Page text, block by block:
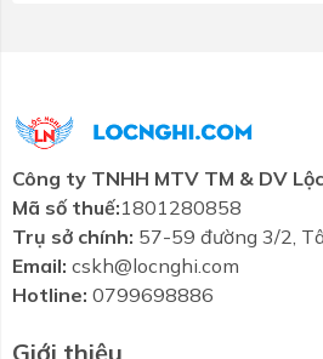
Công ty TNHH MTV TM & DV
Mã số thuế:1801280858
Trụ sở chính: 57-59 đường 3/2,
Email: cskh@locnghi.com
Hotline: 0799698886
Giới thiệu